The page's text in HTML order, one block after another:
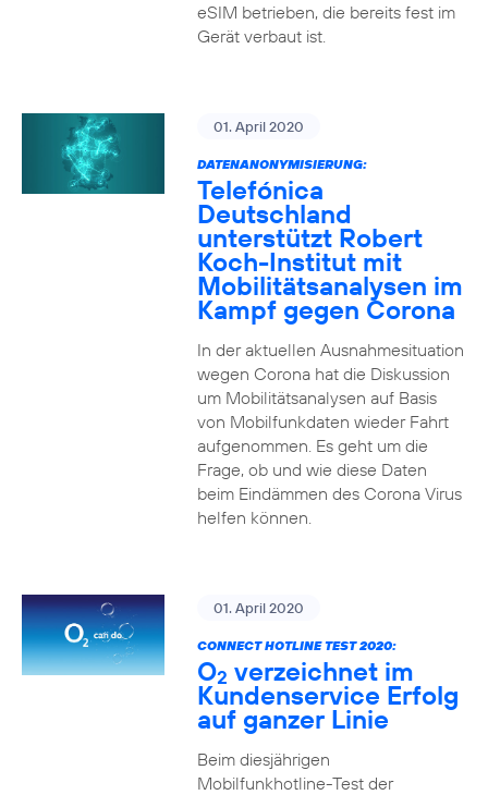
eSIM betrieben, die bereits fest im
Gerät verbaut ist.
01. April 2020
DATENANONYMISIERUNG:
Telefónica
Deutschland
unterstützt Robert
Koch-Institut mit
Mobilitätsanalysen im
Kampf gegen Corona
In der aktuellen Ausnahmesituation
wegen Corona hat die Diskussion
um Mobilitätsanalysen auf Basis
von Mobilfunkdaten wieder Fahrt
aufgenommen. Es geht um die
Frage, ob und wie diese Daten
beim Eindämmen des Corona Virus
helfen können.
01. April 2020
CONNECT HOTLINE TEST 2020:
O2 verzeichnet im
Kundenservice Erfolg
auf ganzer Linie
Beim diesjährigen
Mobilfunkhotline-Test der